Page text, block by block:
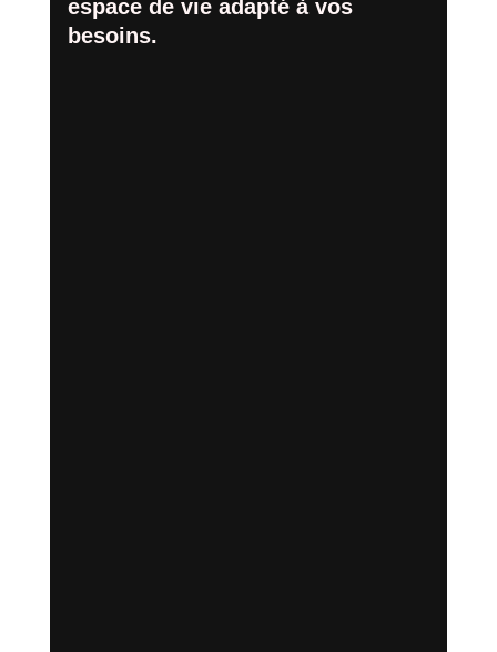
espace de vie adapté à vos
besoins.